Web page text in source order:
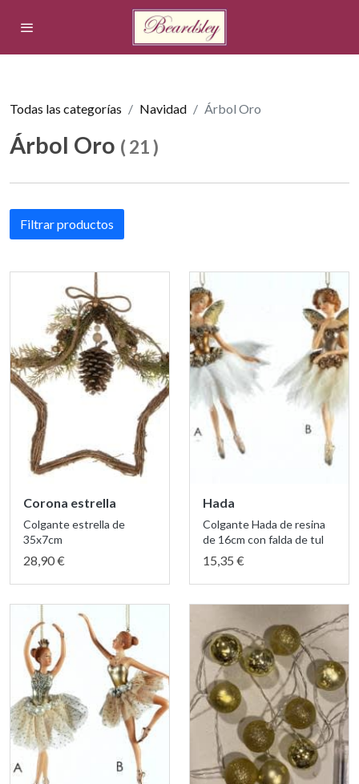
Todas las categorías Navidad Árbol Oro
Árbol Oro (21)
Filtrar productos
Corona estrella
Colgante estrella de
35x7cm
28,90 €
Hada
Colgante Hada de resina
de 16cm con falda de tul
15,35 €